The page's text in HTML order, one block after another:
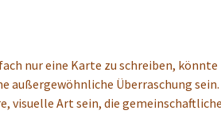
nur eine Karte zu schreiben, könnte
außergewöhnliche Überraschung sein.
visuelle Art sein, die